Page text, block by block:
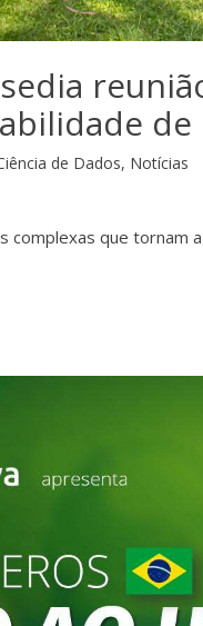
sedia
de Dados, Notícias
complexas que tornam